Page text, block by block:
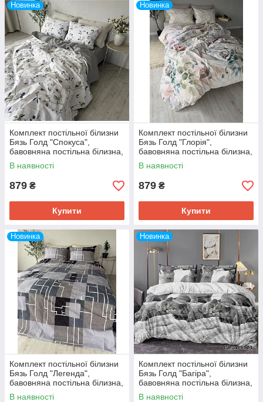
Новинка
Комплект постільної білизни
Бязь Голд "Спокуса",
бавовняна постільна білизна,
всі розміри
В наявності
879 ₴
Купити
Новинка
Комплект постільної білизни
Бязь Голд "Глорія",
бавовняна постільна білизна,
всі розміри
В наявності
879 ₴
Купити
Новинка
Комплект постільної білизни
Бязь Голд "Легенда",
бавовняна постільна білизна,
всі розміри
В наявності
Новинка
Комплект постільної білизни
Бязь Голд "Багіра",
бавовняна постільна білизна,
всі розміри
В наявності